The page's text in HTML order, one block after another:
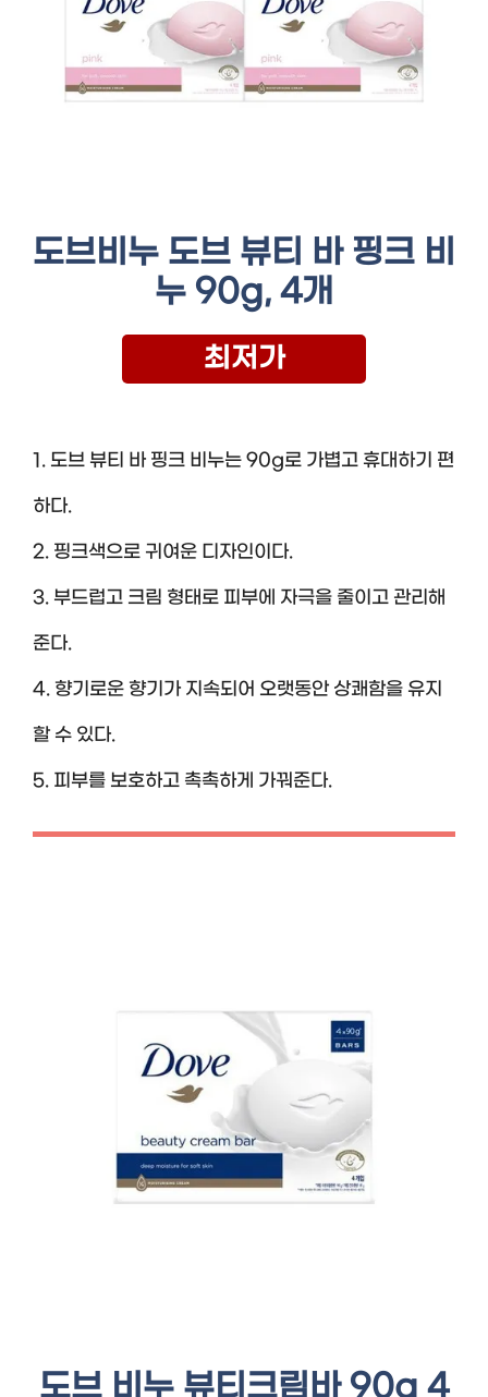
도브비누 도브 뷰티 바 핑크 비
누 90g, 4개
최저가
1. 도브 뷰티 바 핑크 비누는 90g로 가볍고 휴대하기 편
하다.
2. 핑크색으로 귀여운 디자인이다.
3. 부드럽고 크림 형태로 피부에 자극을 줄이고 관리해
준다.
4. 향기로운 향기가 지속되어 오랫동안 상쾌함을 유지
할 수 있다.
5. 피부를 보호하고 촉촉하게 가꿔준다.
도브 비누 뷰티크림바 90g 4